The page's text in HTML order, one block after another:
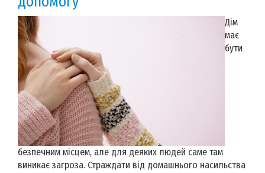
Дім
має
бути
безпечним місцем, але для деяких людей саме там
виникає загроза. Страждати від домашнього насильства